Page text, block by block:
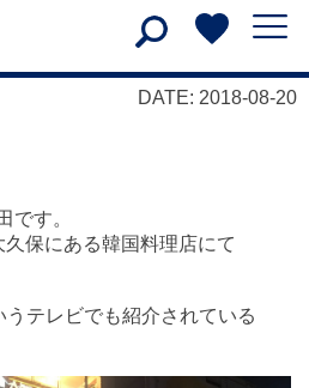
DATE: 2018-08-20
です。
保にある韓国料理店にて
テレビでも紹介されている